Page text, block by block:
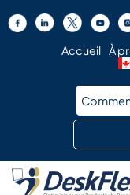
au
Accueil À